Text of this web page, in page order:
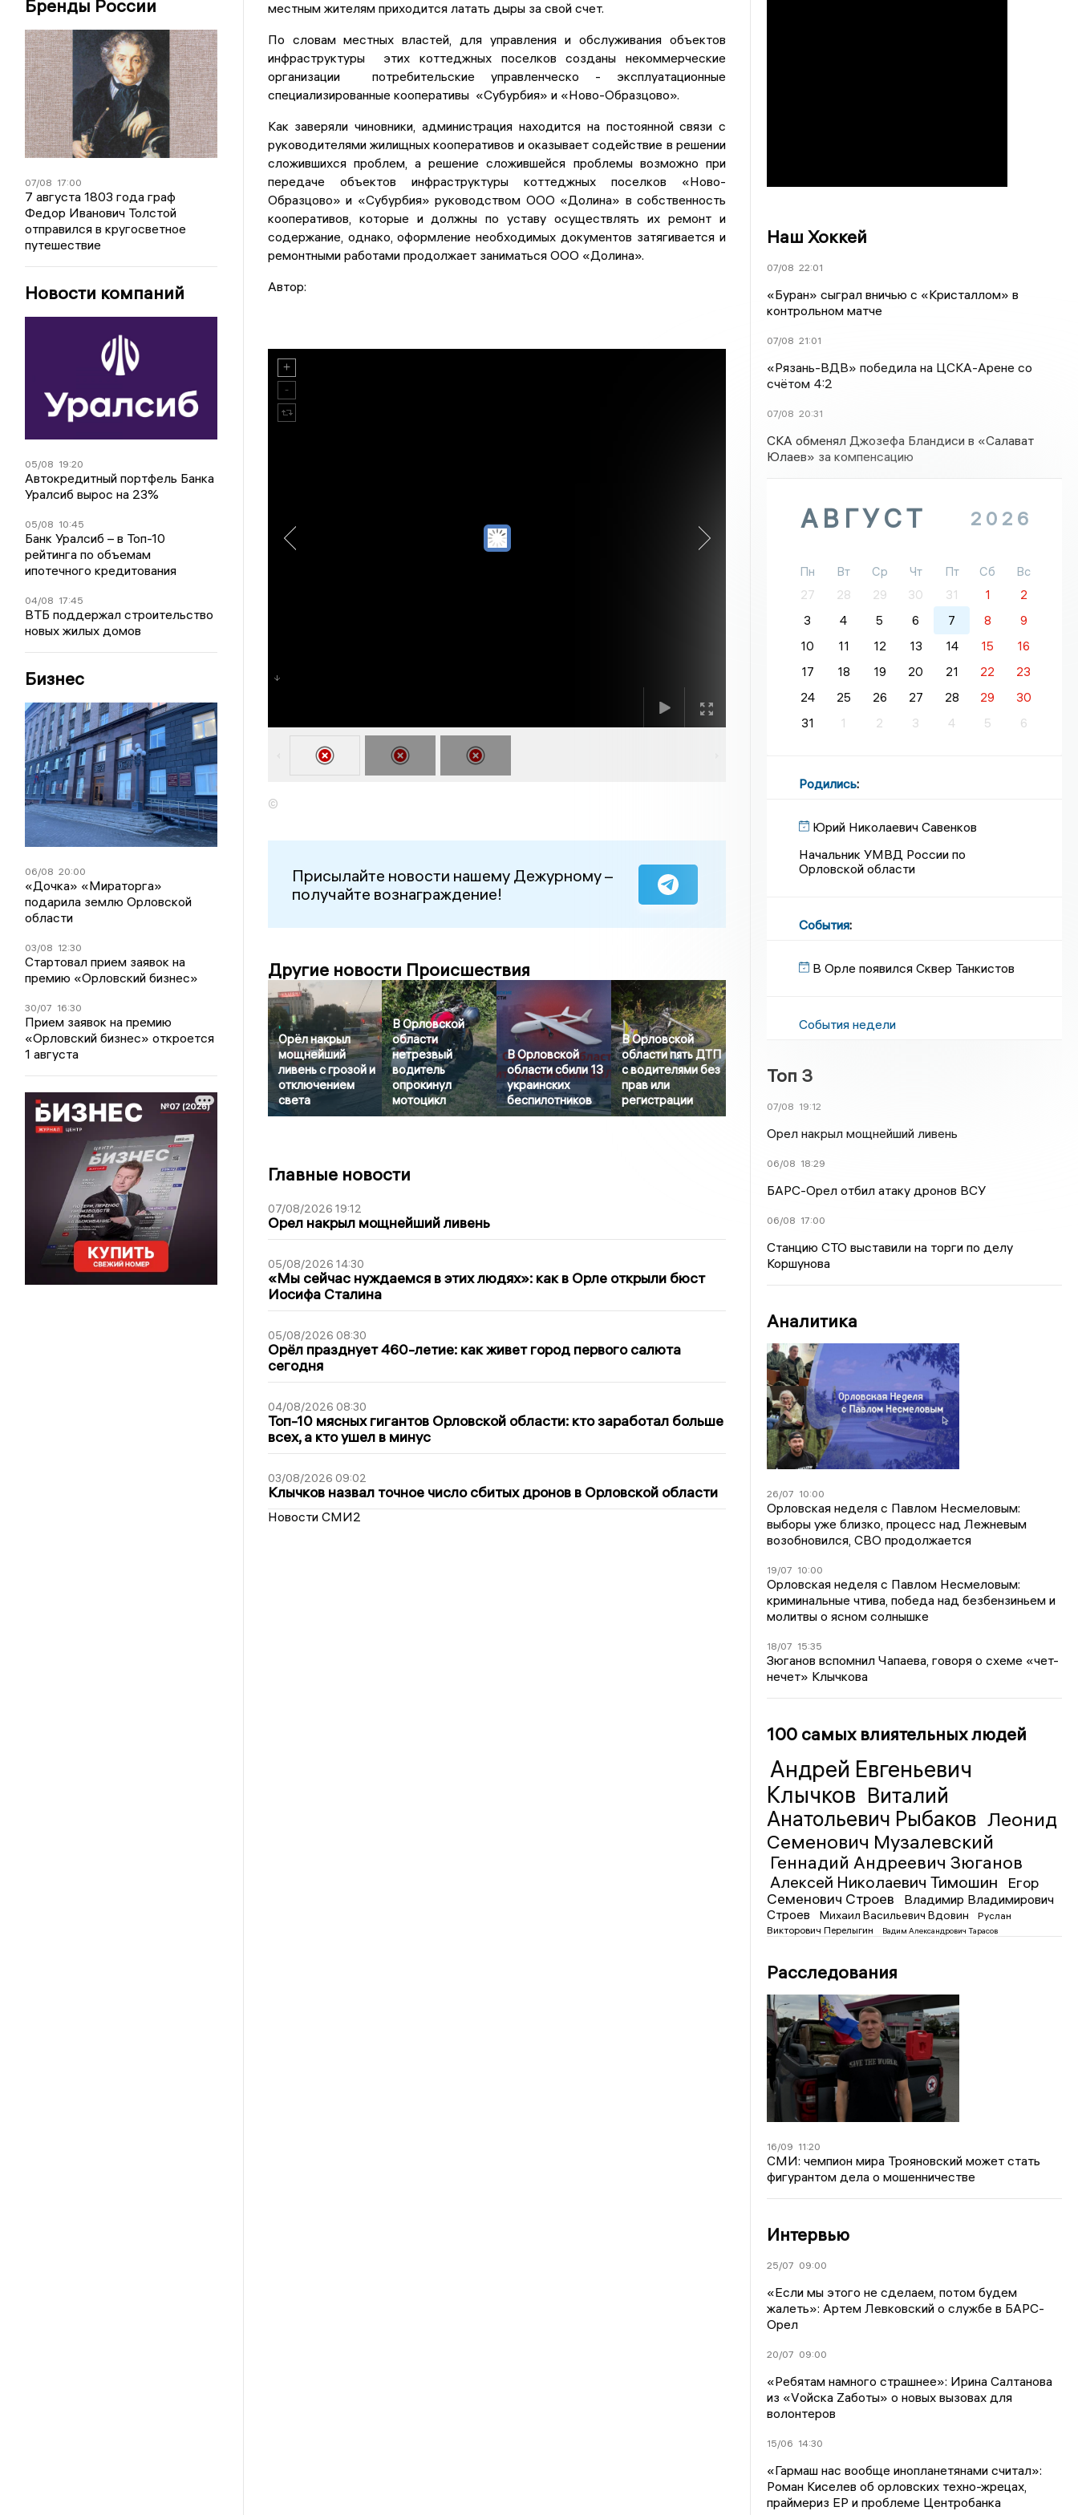
Бренды России
07/08 17:00
7 августа 1803 года граф
Федор Иванович Толстой
отправился в кругосветное
путешествие
Новости компаний
05/08 19:20
Автокредитный портфель Банка
Уралсиб вырос на 23%
05/08 10:45
Банк Уралсиб – в Топ-10
рейтинга по объемам
ипотечного кредитования
04/08 17:45
ВТБ поддержал строительство
новых жилых домов
Бизнес
06/08 20:00
«Дочка» «Мираторга»
подарила землю Орловской
области
03/08 12:30
Стартовал прием заявок на
премию «Орловский бизнес»
30/07 16:30
Прием заявок на премию
«Орловский бизнес» откроется
1 августа
местным жителям приходится латать дыры за свой счет.
По словам местных властей, для управления и обслуживания объектов
инфраструктуры этих коттеджных поселков созданы некоммерческие
организации потребительские управленческо - эксплуатационные
специализированные кооперативы «Субурбия» и «Ново-Образцово».
Как заверяли чиновники, администрация находится на постоянной связи с
руководителями жилищных кооперативов и оказывает содействие в решении
сложившихся проблем, а решение сложившейся проблемы возможно при
передаче объектов инфраструктуры коттеджных поселков «Ново-
Образцово» и «Субурбия» руководством ООО «Долина» в собственность
кооперативов, которые и должны по уставу осуществлять их ремонт и
содержание, однако, оформление необходимых документов затягивается и
ремонтными работами продолжает заниматься ООО «Долина».
Автор:
©
Присылайте новости нашему Дежурному –
получайте вознаграждение!
Другие новости Происшествия
Орёл накрыл
мощнейший
ливень с грозой и
отключением
света
В Орловской
области
нетрезвый
водитель
опрокинул
мотоцикл
В Орловской
области сбили 13
украинских
беспилотников
В Орловской
области пять ДТП
с водителями без
прав или
регистрации
Главные новости
07/08/2026 19:12
Орел накрыл мощнейший ливень
05/08/2026 14:30
«Мы сейчас нуждаемся в этих людях»: как в Орле открыли бюст
Иосифа Сталина
05/08/2026 08:30
Орёл празднует 460-летие: как живет город первого салюта
сегодня
04/08/2026 08:30
Топ-10 мясных гигантов Орловской области: кто заработал больше
всех, а кто ушел в минус
03/08/2026 09:02
Клычков назвал точное число сбитых дронов в Орловской области
Новости СМИ2
Наш Хоккей
07/08 22:01
«Буран» сыграл вничью с «Кристаллом» в
контрольном матче
07/08 21:01
«Рязань-ВДВ» победила на ЦСКА-Арене со
счётом 4:2
07/08 20:31
СКА обменял Джозефа Бландиси в «Салават
Юлаев» за компенсацию
АВГУСТ 2026
Пн Вт Ср Чт Пт Сб
Вс
27
28 29 30 31 1
2
3
4 5 6 7 8
9
10
11 12 13 14 15
16
17
18 19 20 21 22
23
24
25 26 27 28 29
30
31
1 2 3 4 5 6
Родились:
Юрий Николаевич Савенков
Начальник УМВД России по
Орловской области
События:
В Орле появился Сквер Танкистов
События недели
Топ 3
07/08 19:12
Орел накрыл мощнейший ливень
06/08 18:29
БАРС-Орел отбил атаку дронов ВСУ
06/08 17:00
Станцию СТО выставили на торги по делу
Коршунова
Аналитика
26/07 10:00
Орловская неделя с Павлом Несмеловым:
выборы уже близко, процесс над Лежневым
возобновился, СВО продолжается
19/07 10:00
Орловская неделя с Павлом Несмеловым:
криминальные чтива, победа над безбензиньем и
молитвы о ясном солнышке
18/07 15:35
Зюганов вспомнил Чапаева, говоря о схеме «чет-
нечет» Клычкова
100 самых влиятельных людей
Андрей Евгеньевич
Клычков Виталий
Анатольевич Рыбаков Леонид
Семенович Музалевский
Геннадий Андреевич Зюганов
Алексей Николаевич Тимошин
Егор
Семенович Строев
Владимир Владимирович
Строев
Михаил Васильевич Вдовин
Руслан
Викторович Перелыгин
Вадим Александрович Тарасов
Расследования
16/09 11:20
СМИ: чемпион мира Трояновский может стать
фигурантом дела о мошенничестве
Интервью
25/07 09:00
«Если мы этого не сделаем, потом будем
жалеть»: Артем Левковский о службе в БАРС-
Орел
20/07 09:00
«Ребятам намного страшнее»: Ирина Салтанова
из «Vойска Zаботы» о новых вызовах для
волонтеров
15/06 14:30
«Гармаш нас вообще инопланетянами считал»:
Роман Киселев об орловских техно-жрецах,
праймериз ЕР и проблеме Центробанка